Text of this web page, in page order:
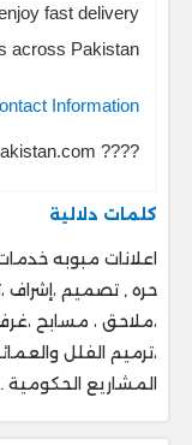
fast delivery
across Pakistan.
Information
????
كلمات دلالية
اعلانات مبوبه
،ترميم الفلل
المشاريع الحكومية . ‎تسليم مفتاح - مع الموا